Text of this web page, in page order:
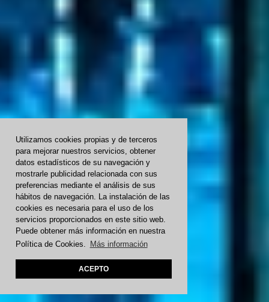
Utilizamos cookies propias y de terceros
para mejorar nuestros servicios, obtener
datos estadísticos de su navegación y
mostrarle publicidad relacionada con sus
preferencias mediante el análisis de sus
hábitos de navegación. La instalación de las
cookies es necesaria para el uso de los
servicios proporcionados en este sitio web.
Puede obtener más información en nuestra
Política de Cookies.
Más información
ACEPTO